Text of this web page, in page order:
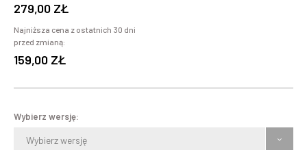
279,00 ZŁ
Najniższa cena z ostatnich 30 dni
przed zmianą:
159,00 ZŁ
Wybierz wersję:
Wybierz wersję